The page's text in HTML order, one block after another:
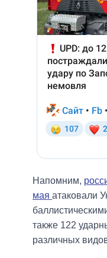
Напомним,
мая атаковали
также 122
различных